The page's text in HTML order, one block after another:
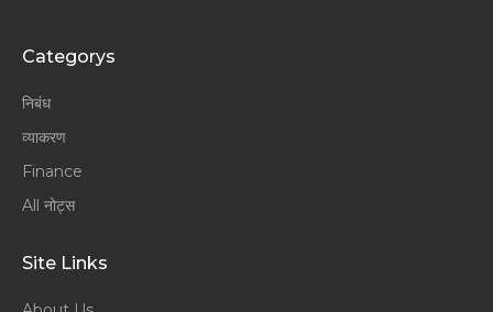
Categorys
निबंध
व्याकरण
Finance
All नोट्स
Site Links